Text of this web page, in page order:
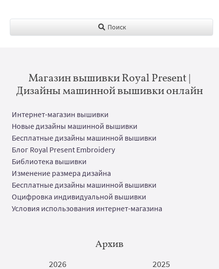
Поиск
Магазин вышивки Royal Present |
Дизайны машинной вышивки онлайн
Интернет-магазин вышивки
Новые дизайны машинной вышивки
Бесплатные дизайны машинной вышивки
Блог Royal Present Embroidery
Библиотека вышивки
Изменение размера дизайна
Бесплатные дизайны машинной вышивки
Оцифровка индивидуальной вышивки
Условия использования интернет-магазина
Архив
2026
2025